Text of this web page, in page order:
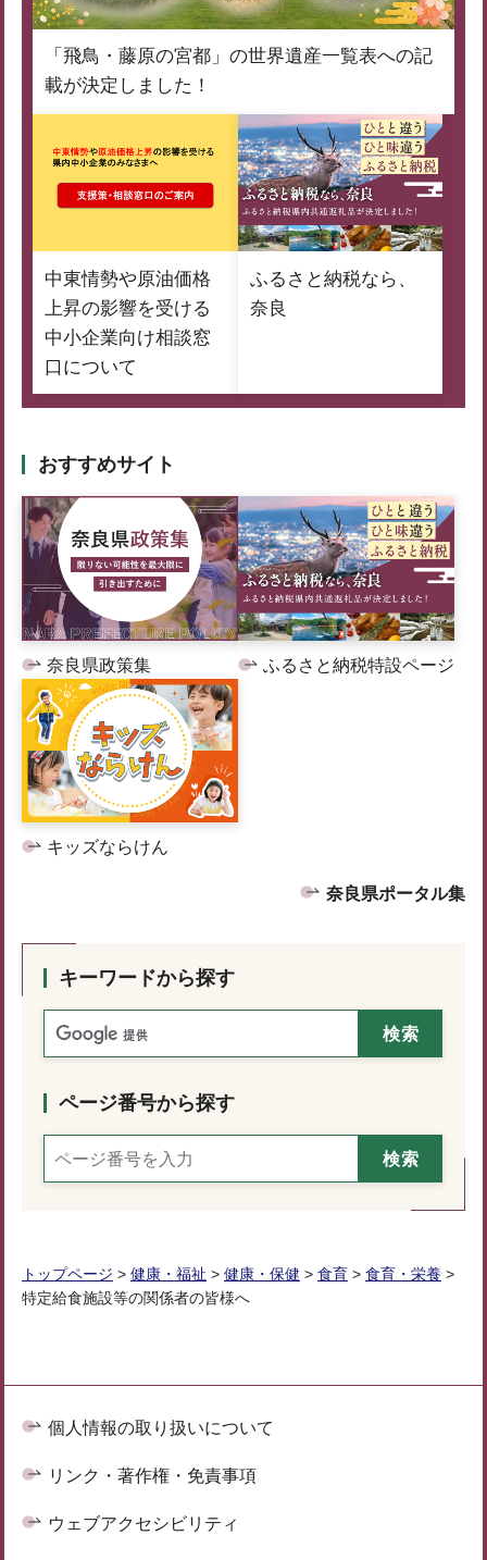
「飛鳥・藤原の宮都」の世界遺産一覧表への記
載が決定しました！
中東情勢や原油価格
上昇の影響を受ける
中小企業向け相談窓
口について
ふるさと納税なら、
奈良
おすすめサイト
奈良県政策集 ふるさと納税特設ページ
キッズならけん
奈良県ポータル集
キーワードから探す
ページ番号から探す
トップページ > 健康・福祉 > 健康・保健 > 食育 > 食育・栄養 >
特定給食施設等の関係者の皆様へ
個人情報の取り扱いについて
リンク・著作権・免責事項
ウェブアクセシビリティ